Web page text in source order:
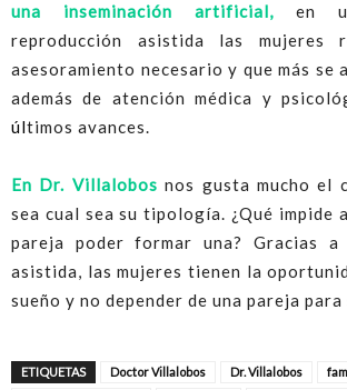
una inseminación artificial, en
reproducción asistida las mujeres
asesoramiento necesario y que más se
además de atención médica y
últimos avances.
En Dr. Villalobos nos gusta mucho el
sea cual sea su tipología. ¿Qué impide
pareja poder formar una? Gracias a
asistida, las mujeres tienen la
sueño y no depender de una pareja para
ETIQUETAS Doctor Villalobos Dr. Villalobos